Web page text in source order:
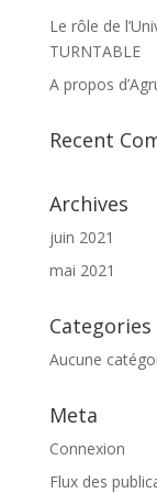
Le rôle de
TURNTABLE
A propos
Recent
Archives
juin 2021
mai 2021
Categories
Aucune
Meta
Connexion
Flux des